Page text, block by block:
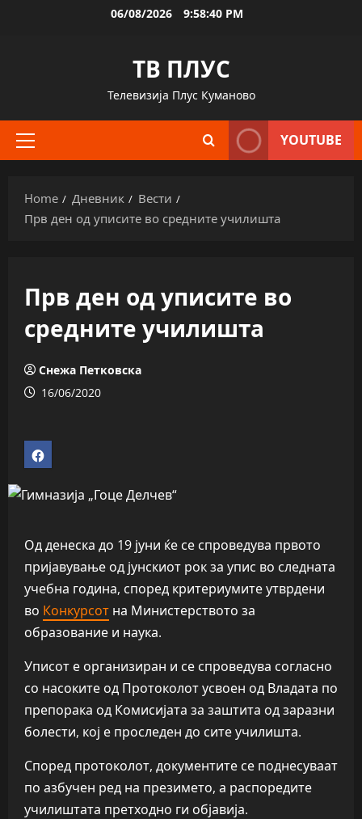
06/08/2026 9:58:41 PM
ТВ ПЛУС
Телевизија Плус Куманово
Primary
YOUTUBE
Home Дневник
Вести
Прв ден од уписите во средните училишта
Прв ден од уписите во
средните училишта
Снежа Петковска
16/06/2020
Од денеска до 19 јуни ќе се спроведува првото
пријавување од јунскиот рок за упис во следната
учебна година, според критериумите утврдени
во Конкурсот на Министерството за
образование и наука.
Уписот е организиран и се спроведува согласно
со насоките од Протоколот усвоен од Владата по
препорака од Комисијата за заштита од заразни
болести, кој е проследен до сите училишта.
Според протоколот, документите се поднесуваат
по азбучен ред на презимето, а распоредите
училиштата претходно ги објавија.